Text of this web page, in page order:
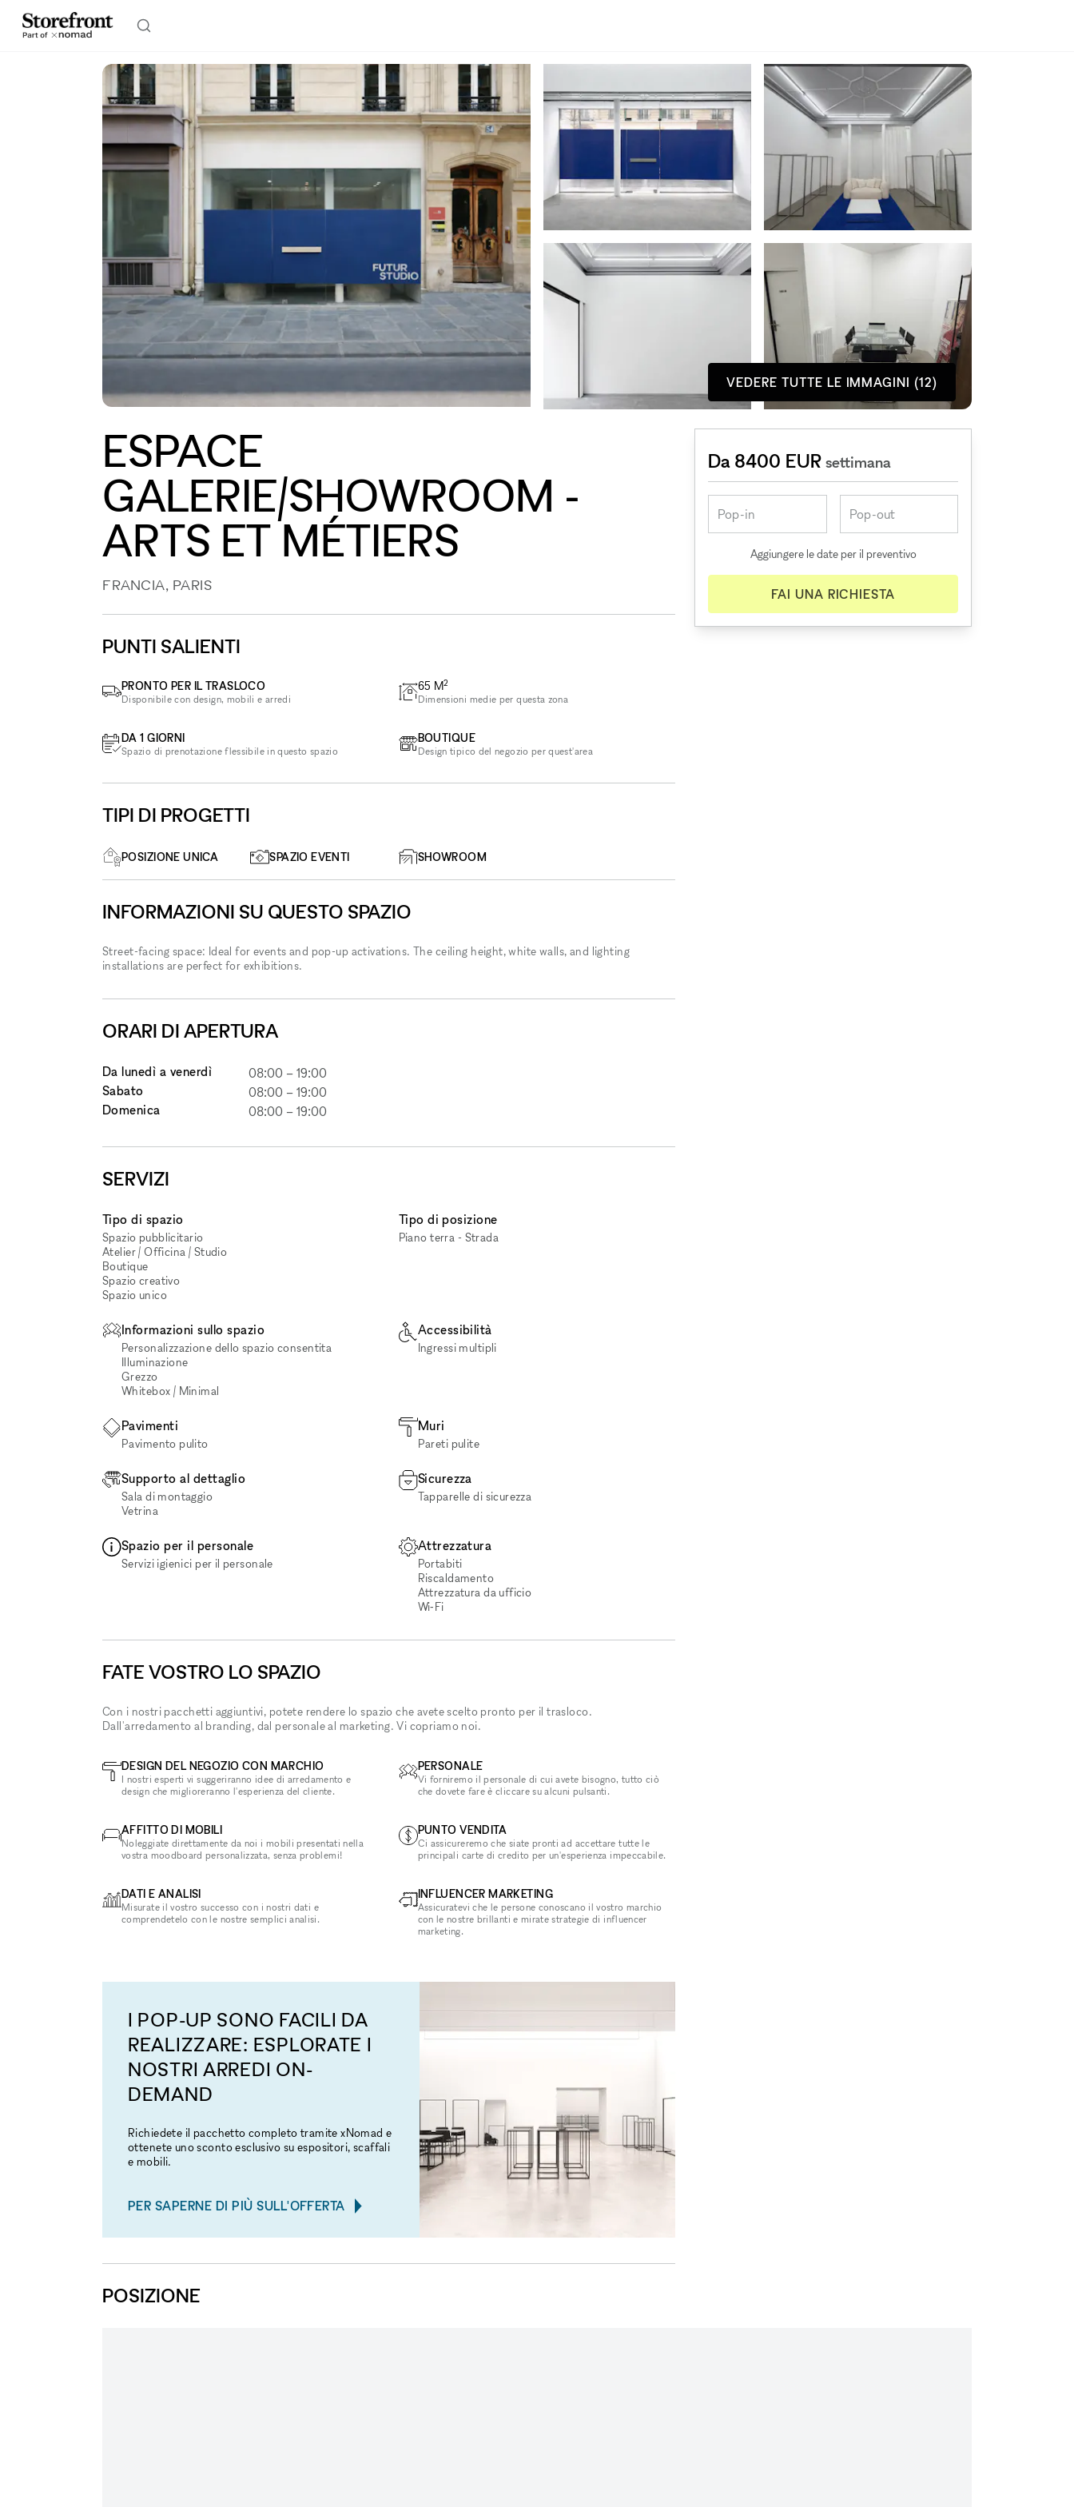
VEDERE TUTTE LE IMMAGINI (12)
ESPACE
GALERIE/SHOWROOM -
ARTS ET MÉTIERS
FRANCIA, PARIS
PUNTI SALIENTI
PRONTO PER IL TRASLOCO
Disponibile con design, mobili e arredi
DA 1 GIORNI
Spazio di prenotazione flessibile in questo spazio
65 M2
Dimensioni medie per questa zona
BOUTIQUE
Design tipico del negozio per quest'area
TIPI DI PROGETTI
POSIZIONE UNICA SPAZIO EVENTI SHOWROOM
INFORMAZIONI SU QUESTO SPAZIO
Street-facing space: Ideal for events and pop-up activations. The ceiling height, white walls, and lighting
installations are perfect for exhibitions.
ORARI DI APERTURA
Da lunedì a venerdì 08:00 –19:00
Sabato
08:00 –19:00
Domenica
08:00 –19:00
SERVIZI
Tipo di spazio
Spazio pubblicitario
Atelier / Officina / Studio
Boutique
Spazio creativo
Spazio unico
Tipo di posizione
Piano terra - Strada
Informazioni sullo spazio
Personalizzazione dello spazio consentita
Illuminazione
Grezzo
Whitebox / Minimal
Accessibilità
Ingressi multipli
Pavimenti
Pavimento pulito
Muri
Pareti pulite
Supporto al dettaglio
Sala di montaggio
Vetrina
Sicurezza
Tapparelle di sicurezza
Spazio per il personale
Servizi igienici per il personale
Attrezzatura
Portabiti
Riscaldamento
Attrezzatura da ufficio
Wi‑Fi
FATE VOSTRO LO SPAZIO
Con i nostri pacchetti aggiuntivi, potete rendere lo spazio che avete scelto pronto per il trasloco.
Dall'arredamento al branding, dal personale al marketing. Vi copriamo noi.
DESIGN DEL NEGOZIO CON MARCHIO
I nostri esperti vi suggeriranno idee di arredamento e
design che miglioreranno l'esperienza del cliente.
AFFITTO DI MOBILI
Noleggiate direttamente da noi i mobili presentati nella
vostra moodboard personalizzata, senza problemi!
DATI E ANALISI
Misurate il vostro successo con i nostri dati e
comprendetelo con le nostre semplici analisi.
PERSONALE
Vi forniremo il personale di cui avete bisogno, tutto ciò
che dovete fare è cliccare su alcuni pulsanti.
PUNTO VENDITA
Ci assicureremo che siate pronti ad accettare tutte le
principali carte di credito per un'esperienza impeccabile.
INFLUENCER MARKETING
Assicuratevi che le persone conoscano il vostro marchio
con le nostre brillanti e mirate strategie di influencer
marketing.
I POP-UP SONO FACILI DA
REALIZZARE: ESPLORATE I
NOSTRI ARREDI ON-
DEMAND
Richiedete il pacchetto completo tramite xNomad e
ottenete uno sconto esclusivo su espositori, scaffali
e mobili.
PER SAPERNE DI PIÙ SULL'OFFERTA
Da 8400 EURsettimana
Aggiungere le date per il preventivo
FAI UNA RICHIESTA
POSIZIONE